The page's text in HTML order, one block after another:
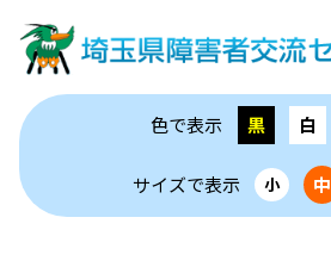
色で表示 黒 白
サイズで表示 小 中